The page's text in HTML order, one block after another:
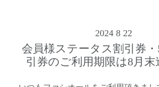
2024 8 22
会員様ステータス割引券・
引券のご利用期限は8月末